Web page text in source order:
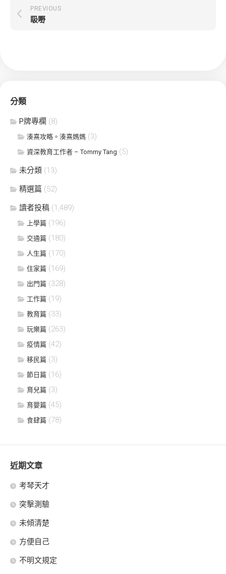
PREVIOUS
𥄫嘢
分類
P牌專欄 (8)
湊熹攻略。湊熹媽媽 (3)
資深教育工作者 – Tommy Tang (5)
未分類 (13)
精選篇 (52)
讀者投稿 (1,489)
上學篇 (196)
交通篇 (180)
人生篇 (170)
住家篇 (169)
出門篇 (328)
工作篇 (19)
教育篇 (33)
玩樂篇 (263)
疫情篇 (42)
移民篇 (3)
節日篇 (16)
育兒篇 (3)
育嬰篇 (45)
食肆篇 (78)
近期文章
考琴天才
突擊測驗
未傾清楚
方便自己
不明文規定